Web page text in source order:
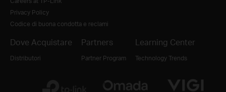
Privacy Policy
Codice di buona condotta e reclami
Dove Acquistare
Distributori
Partners
Partner Program
Learning Center
Technology Trends